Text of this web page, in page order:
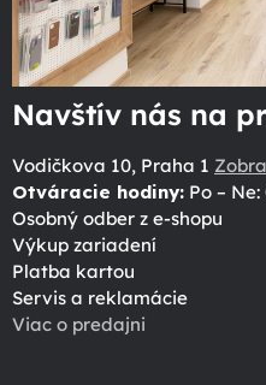
Navštív nás na
Vodičkova 10, Praha 1
Otváracie hodiny: Po –
Osobný odber z e-shopu
Výkup zariadení
Platba kartou
Servis a reklamácie
Viac o predajni